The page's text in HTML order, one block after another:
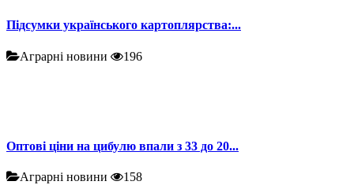
Підсумки українського картоплярства:...
Аграрні новини 196
Оптові ціни на цибулю впали з 33 до 20...
Аграрні новини 158